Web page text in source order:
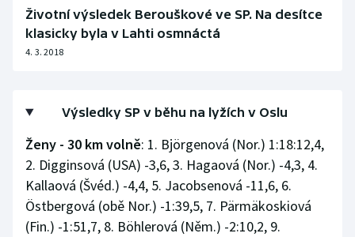
Životní výsledek Berouškové ve SP. Na desítce
klasicky byla v Lahti osmnáctá
4. 3. 2018
Výsledky SP v běhu na lyžích v Oslu
Ženy - 30 km volně: 1. Björgenová (Nor.) 1:18:12,4,
2. Digginsová (USA) -3,6, 3. Hagaová (Nor.) -4,3, 4.
Kallaová (Švéd.) -4,4, 5. Jacobsenová -11,6, 6.
Östbergová (obě Nor.) -1:39,5, 7. Pärmäkoskiová
(Fin.) -1:51,7, 8. Böhlerová (Něm.) -2:10,2, 9.